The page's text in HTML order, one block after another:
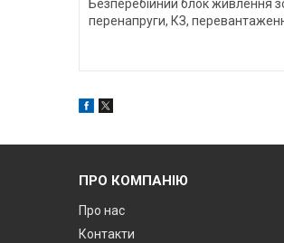
Безперебійний блок живлення
перенапруги, КЗ,
ПРО КОМПАНІЮ
Про нас
Контакти